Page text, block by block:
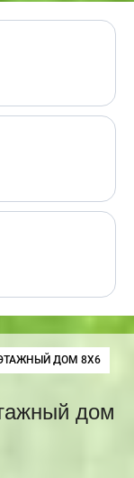
ДОМ 8Х6
дом